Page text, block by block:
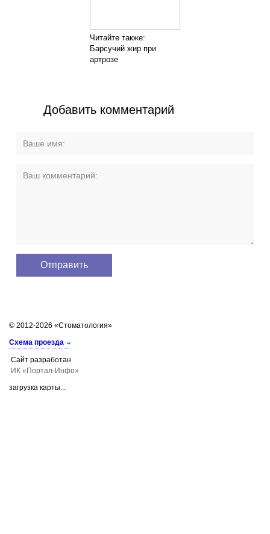
Читайте также:
Барсучий жир при
артрозе
Добавить комментарий
© 2012-2026 «Стоматология»
Схема проезда
Сайт разработан
ИК «Портал-Инфо»
загрузка карты...